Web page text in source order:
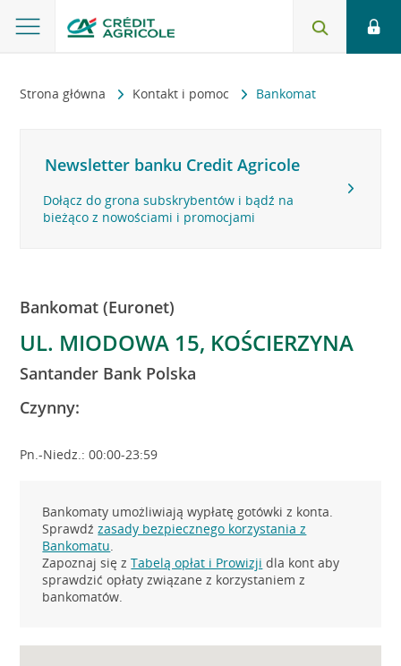
Strona główna Kontakt i pomoc Bankomat
Newsletter banku Credit Agricole
Dołącz do grona subskrybentów i bądź na
bieżąco z nowościami i promocjami
Bankomat (Euronet)
UL. MIODOWA 15, KOŚCIERZYNA
Santander Bank Polska
Czynny:
Pn.-Niedz.: 00:00-23:59
Bankomaty umożliwiają wypłatę gotówki z konta.
Sprawdźzasady bezpiecznego korzystania z
Bankomatu.
Zapoznaj się zTabelą opłat i Prowizji dla kont aby
sprawdzić opłaty związane z korzystaniem z
bankomatów.